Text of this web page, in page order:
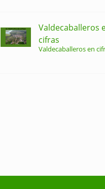
Valdecaballeros
cifras
Valdecaballeros en